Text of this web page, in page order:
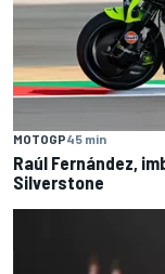
MOTOGP45 min
Raúl Fernández,
Silverstone